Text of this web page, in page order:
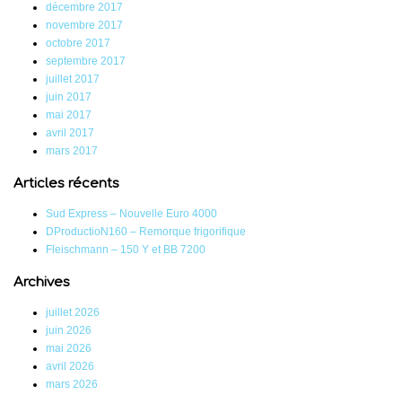
décembre 2017
novembre 2017
octobre 2017
septembre 2017
juillet 2017
juin 2017
mai 2017
avril 2017
mars 2017
Articles récents
Sud Express – Nouvelle Euro 4000
DProductioN160 – Remorque frigorifique
Fleischmann – 150 Y et BB 7200
Archives
juillet 2026
juin 2026
mai 2026
avril 2026
mars 2026